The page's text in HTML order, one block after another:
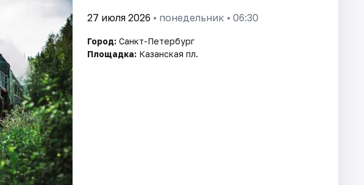
27 июля 2026 • понедельник • 06:30
Город: Санкт-Петербург
Площадка: Казанская пл.